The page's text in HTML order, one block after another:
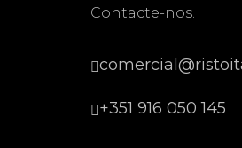
Contacte-nos.
+351 916 050 145